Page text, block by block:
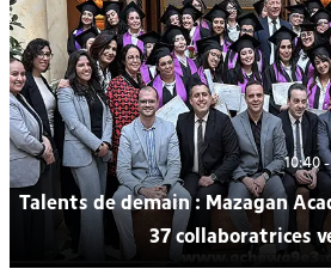
Talents de demain : Mazagan
37 collaboratrices